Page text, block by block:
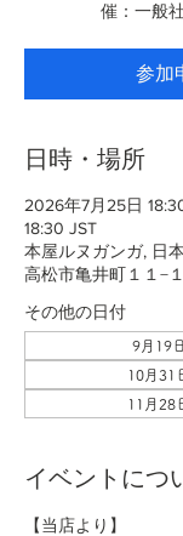
催：一般
参加
日時・場所
2026年7月25日
18:30 JST
本屋ルヌガンガ, 日
高松市亀井町１１−
その他の日付
9月19
10月31
11月28
イベントにつ
【当店より】